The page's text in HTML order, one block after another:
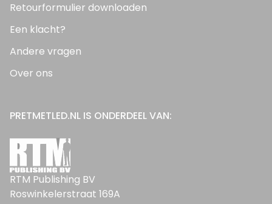
Retourformulier downloaden
Een klacht?
Andere vragen
Over ons
PRETMETLED.NL IS ONDERDEEL VAN:
RTM Publishing BV
Roswinkelerstraat 169A